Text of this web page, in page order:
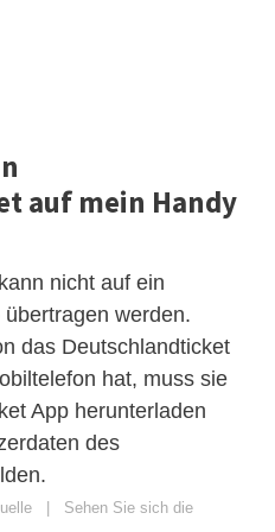
auf mein Handy
nicht auf ein
werden.
das Deutschlandticket
hat, muss sie
App herunterladen
des
Sehen Sie sich die